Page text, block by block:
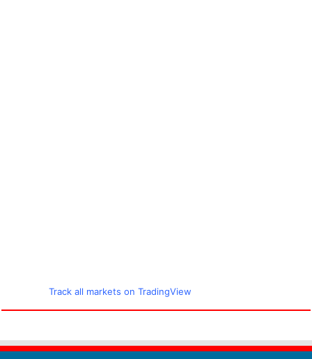
Track all markets on TradingView